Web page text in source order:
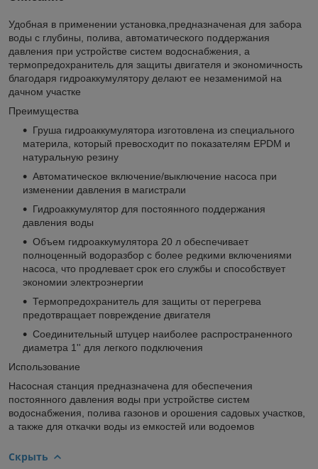
Удобная в применении установка,предназначеная для забора
воды с глубины, полива, автоматического поддержания
давления при устройстве систем водоснабжения, а
термопредохранитель для защиты двигателя и экономичность
благодаря гидроаккумулятору делают ее незаменимой на
дачном участке
Преимущества
Груша гидроаккумулятора изготовлена из специального
материла, который превосходит по показателям EPDM и
натуральную резину
Автоматическое включение/выключение насоса при
изменении давления в магистрали
Гидроаккумулятор для постоянного поддержания
давления воды
Объем гидроаккумулятора 20 л обеспечивает
полноценный водоразбор с более редкими включениями
насоса, что продлевает срок его службы и способствует
экономии электроэнергии
Термопредохранитель для защиты от перегрева
предотвращает повреждение двигателя
Соединительный штуцер наиболее распространенного
диаметра 1'' для легкого подключения
Использование
Насосная станция предназначена для обеспечения
постоянного давления воды при устройстве систем
водоснабжения, полива газонов и орошения садовых участков,
а также для откачки воды из емкостей или водоемов
Скрыть